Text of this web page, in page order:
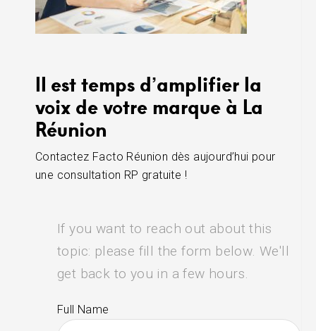
Il est temps d’amplifier la
voix de votre marque à La
Réunion
Contactez Facto Réunion dès aujourd’hui pour
une consultation RP gratuite !
If you want to reach out about this
topic: please fill the form below. We'll
get back to you in a few hours.
Full Name